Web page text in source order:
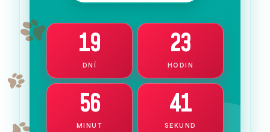
19
DNÍ
23
HODIN
56
MINUT
40
SEKUND